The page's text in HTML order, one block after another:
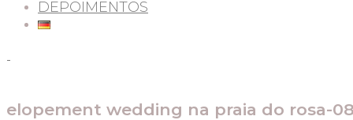
DEPOIMENTOS
elopement wedding na praia do rosa-